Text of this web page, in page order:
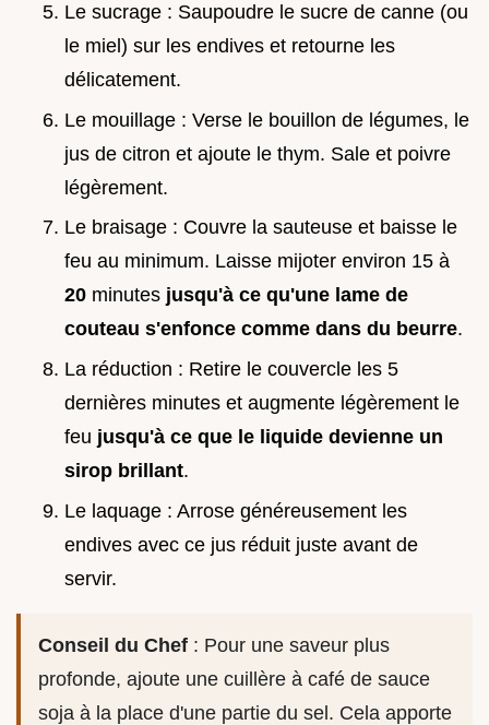
Le sucrage : Saupoudre le sucre de canne (ou
le miel) sur les endives et retourne les
délicatement.
Le mouillage : Verse le bouillon de légumes, le
jus de citron et ajoute le thym. Sale et poivre
légèrement.
Le braisage : Couvre la sauteuse et baisse le
feu au minimum. Laisse mijoter environ 15 à
20 minutes jusqu'à ce qu'une lame de
couteau s'enfonce comme dans du beurre.
La réduction : Retire le couvercle les 5
dernières minutes et augmente légèrement le
feu jusqu'à ce que le liquide devienne un
sirop brillant.
Le laquage : Arrose généreusement les
endives avec ce jus réduit juste avant de
servir.
Conseil du Chef : Pour une saveur plus
profonde, ajoute une cuillère à café de sauce
soja à la place d'une partie du sel. Cela apporte